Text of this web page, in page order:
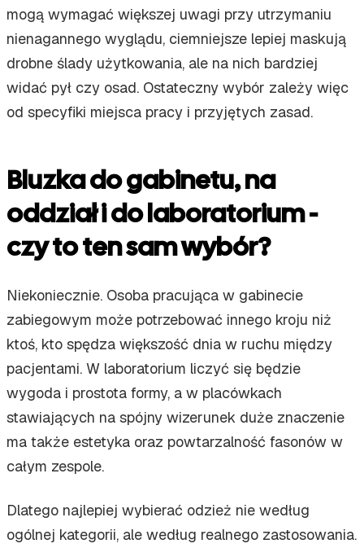
mogą wymagać większej uwagi przy utrzymaniu
nienagannego wyglądu, ciemniejsze lepiej maskują
drobne ślady użytkowania, ale na nich bardziej
widać pył czy osad. Ostateczny wybór zależy więc
od specyfiki miejsca pracy i przyjętych zasad.
Bluzka do gabinetu, na
oddział i do laboratorium -
czy to ten sam wybór?
Niekoniecznie. Osoba pracująca w gabinecie
zabiegowym może potrzebować innego kroju niż
ktoś, kto spędza większość dnia w ruchu między
pacjentami. W laboratorium liczyć się będzie
wygoda i prostota formy, a w placówkach
stawiających na spójny wizerunek duże znaczenie
ma także estetyka oraz powtarzalność fasonów w
całym zespole.
Dlatego najlepiej wybierać odzież nie według
ogólnej kategorii, ale według realnego zastosowania.